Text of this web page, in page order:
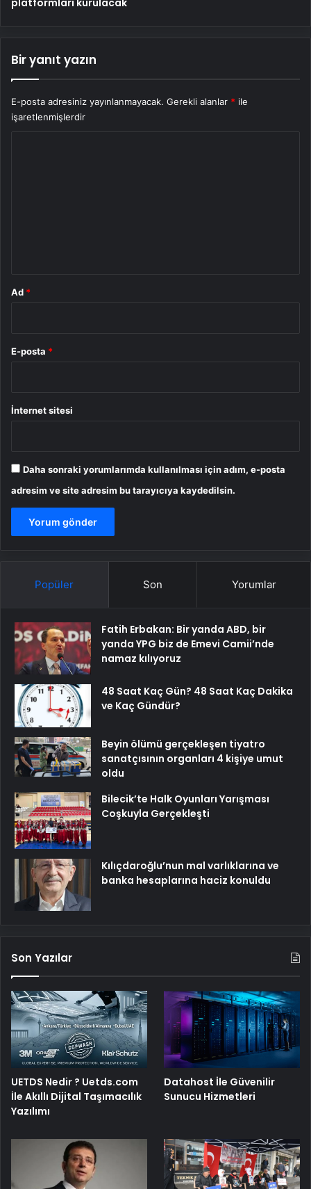
Bir yanıt yazın
E-posta adresiniz yayınlanmayacak. Gerekli alanlar * ile
işaretlenmişlerdir
Ad *
E-posta *
İnternet sitesi
Daha sonraki yorumlarımda kullanılması için adım, e-posta
adresim ve site adresim bu tarayıcıya kaydedilsin.
Popüler Son Yorumlar
Fatih Erbakan: Bir yanda ABD, bir
yanda YPG biz de Emevi Camii’nde
namaz kılıyoruz
48 Saat Kaç Gün? 48 Saat Kaç Dakika
ve Kaç Gündür?
Beyin ölümü gerçekleşen tiyatro
sanatçısının organları 4 kişiye umut
oldu
Bilecik’te Halk Oyunları Yarışması
Coşkuyla Gerçekleşti
Kılıçdaroğlu’nun mal varlıklarına ve
banka hesaplarına haciz konuldu
Son Yazılar
UETDS Nedir ? Uetds.com
İle Akıllı Dijital Taşımacılık
Yazılımı
Datahost İle Güvenilir
Sunucu Hizmetleri